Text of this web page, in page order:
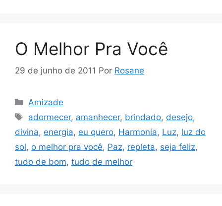
O Melhor Pra Você
29 de junho de 2011 Por Rosane
Categorias
Amizade
Tags
adormecer, amanhecer, brindado, desejo,
divina, energia, eu quero, Harmonia, Luz, luz do
sol, o melhor pra você, Paz, repleta, seja feliz,
tudo de bom, tudo de melhor